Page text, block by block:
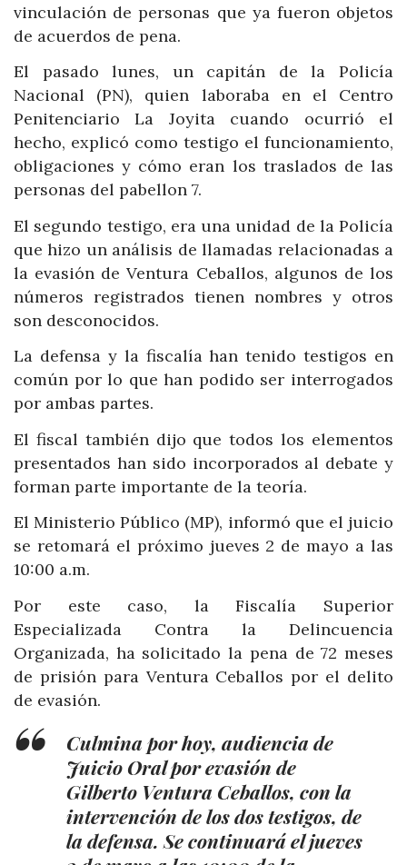
vinculación de personas que ya fueron objetos
de acuerdos de pena.
El pasado lunes, un capitán de la Policía
Nacional (PN), quien laboraba en el Centro
Penitenciario La Joyita cuando ocurrió el
hecho, explicó como testigo el funcionamiento,
obligaciones y cómo eran los traslados de las
personas del pabellon 7.
El segundo testigo, era una unidad de la Policía
que hizo un análisis de llamadas relacionadas a
la evasión de Ventura Ceballos, algunos de los
números registrados tienen nombres y otros
son desconocidos.
La defensa y la fiscalía han tenido testigos en
común por lo que han podido ser interrogados
por ambas partes.
El fiscal también dijo que todos los elementos
presentados han sido incorporados al debate y
forman parte importante de la teoría.
El Ministerio Público (MP), informó que el juicio
se retomará el próximo jueves 2 de mayo a las
10:00 a.m.
Por este caso, la Fiscalía Superior
Especializada Contra la Delincuencia
Organizada, ha solicitado la pena de 72 meses
de prisión para Ventura Ceballos por el delito
de evasión.
Culmina por hoy, audiencia de
Juicio Oral por evasión de
Gilberto Ventura Ceballos, con la
intervención de los dos testigos, de
la defensa. Se continuará el jueves